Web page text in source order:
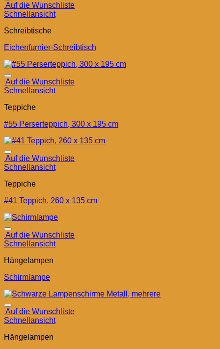
Auf die Wunschliste
Schnellansicht
Schreibtische
Eichenfurnier-Schreibtisch
Auf die Wunschliste
Schnellansicht
Teppiche
#55 Perserteppich, 300 x 195 cm
Auf die Wunschliste
Schnellansicht
Teppiche
#41 Teppich, 260 x 135 cm
Auf die Wunschliste
Schnellansicht
Hängelampen
Schirmlampe
Auf die Wunschliste
Schnellansicht
Hängelampen